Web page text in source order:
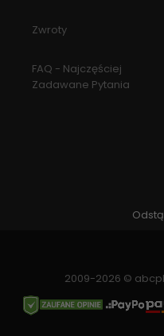
Zwroty
FAQ - Najczęściej
Zadawane Pytania
2009-2026 ©